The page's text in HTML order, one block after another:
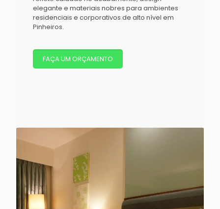
elegante e materiais nobres para ambientes
residenciais e corporativos de alto nível em
Pinheiros.
FAÇA UM ORÇAMENTO